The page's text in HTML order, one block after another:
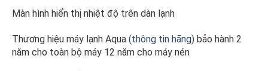
Màn hình hiển thị nhiệt độ trên dàn lạnh
Thương hiệu máy lạnh Aqua (thông tin hãng) bảo hành 2
năm cho toàn bộ máy 12 năm cho máy nén